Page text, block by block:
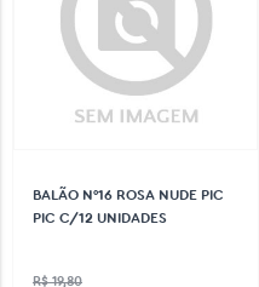
BALÃO N°16 ROSA NUDE PIC
PIC C/12 UNIDADES
R$ 19,80